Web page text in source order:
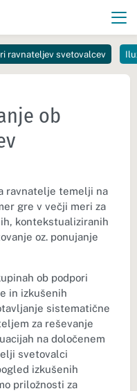
ravnateljev svetovalcev
ob
ravnatelje temelji na
gre v večji meri za
kontekstualiziranih
oz. ponujanje
ob podpori
in izkušenih
sistematične
za reševanje
na določenem
svetovalci
izkušenih
priložnosti za